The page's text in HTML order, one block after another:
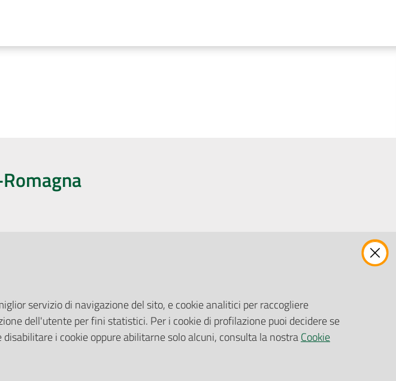
legale
Albo Pretorio
Policy
Misure PNRR
Gare e Appalti
Richiesta Patrocinio
servizio di navigazione del sito, e cookie analitici per raccogliere
dell'utente per fini statistici. Per i cookie di profilazione puoi decidere se
i cookie oppure abilitarne solo alcuni, consulta la nostraCookie